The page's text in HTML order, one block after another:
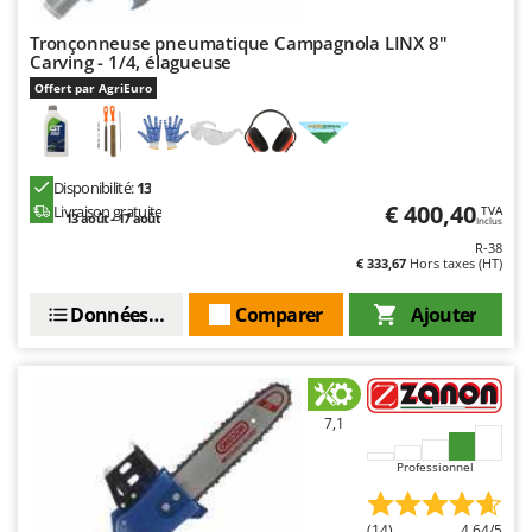
Stiga
Stocker
Sunseeker
Tecla
TecnoGen
Tellarini Pompe
Tre Spade
Trev - Abrek - TecnoVIR
Trotec
Tronçonneuse pneumatique Campagnola LINX 8"
Carving - 1/4, élagueuse
Offert par AgriEuro
Disponibilité:13
Livraison gratuite
13 août - 17 août € 400,40 TVA
Inclus
R-38
€ 333,67 Hors taxes (HT)
Ajouter
Comparer
Données techniques
7,1
Professionnel